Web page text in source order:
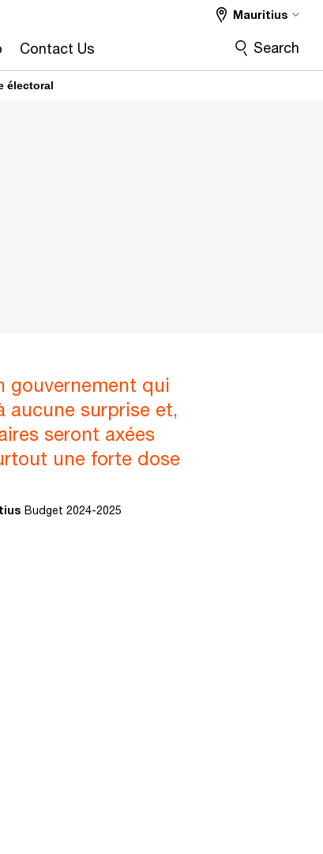
Contact Us
Mauritius
Search
électoral
gouvernement qui
aucune surprise et,
seront axées
une forte dose
Budget 2024-2025